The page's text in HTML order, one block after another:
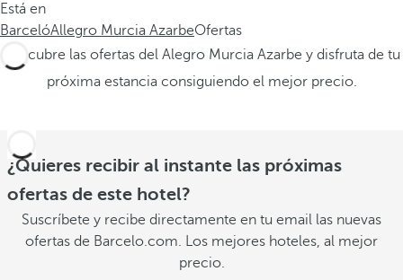
Está en
BarcelóAllegro Murcia AzarbeOfertas
Descubre las ofertas del Alegro Murcia Azarbe y disfruta de tu
próxima estancia consiguiendo el mejor precio.
¿Quieres recibir al instante las próximas
ofertas de este hotel?
Suscríbete y recibe directamente en tu email las nuevas
ofertas de Barcelo.com. Los mejores hoteles, al mejor
precio.